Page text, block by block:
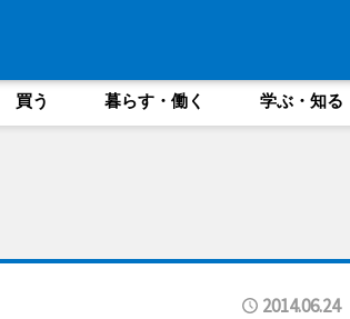
買う 暮らす・働く 学ぶ・知る
2014.06.24